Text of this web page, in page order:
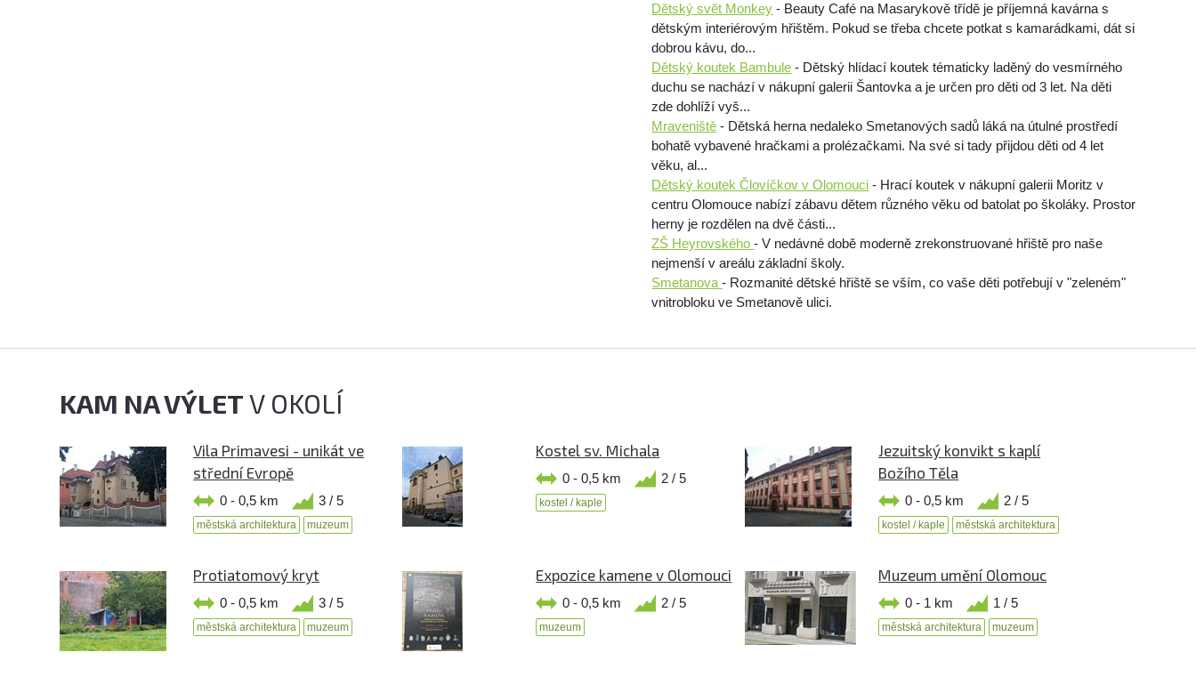
Dětský svět Monkey - Beauty Café na Masarykově třídě je příjemná kavárna s
dětským interiérovým hřištěm. Pokud se třeba chcete potkat s kamarádkami, dát si
dobrou kávu, do...
Dětský koutek Bambule - Dětský hlídací koutek tématicky laděný do vesmírného
duchu se nachází v nákupní galerii Šantovka a je určen pro děti od 3 let. Na děti
zde dohlíží vyš...
Mraveniště - Dětská herna nedaleko Smetanových sadů láká na útulné prostředí
bohatě vybavené hračkami a prolézačkami. Na své si tady přijdou děti od 4 let
věku, al...
Dětský koutek Človíčkov v Olomouci - Hrací koutek v nákupní galerii Moritz v
centru Olomouce nabízí zábavu dětem různého věku od batolat po školáky. Prostor
herny je rozdělen na dvě části...
ZŠ Heyrovského- V nedávné době moderně zrekonstruované hřiště pro naše
nejmenší v areálu základní školy.
Smetanova- Rozmanité dětské hřiště se vším, co vaše děti potřebují v "zeleném"
vnitrobloku ve Smetanově ulici.
KAM NA VÝLETV OKOLÍ
Vila Primavesi - unikát ve
střední Evropě
0 - 0,5 km 3 / 5
městská architektura muzeum
Kostel sv. Michala
0 - 0,5 km 2 / 5
kostel / kaple
Jezuitský konvikt s kaplí
Božího Těla
0 - 0,5 km 2 / 5
kostel / kaple městská architektura
Protiatomový kryt
0 - 0,5 km 3 / 5
městská architektura muzeum
Expozice kamene v Olomouci
0 - 0,5 km 2 / 5
muzeum
Muzeum umění Olomouc
0 - 1 km 1 / 5
městská architektura muzeum